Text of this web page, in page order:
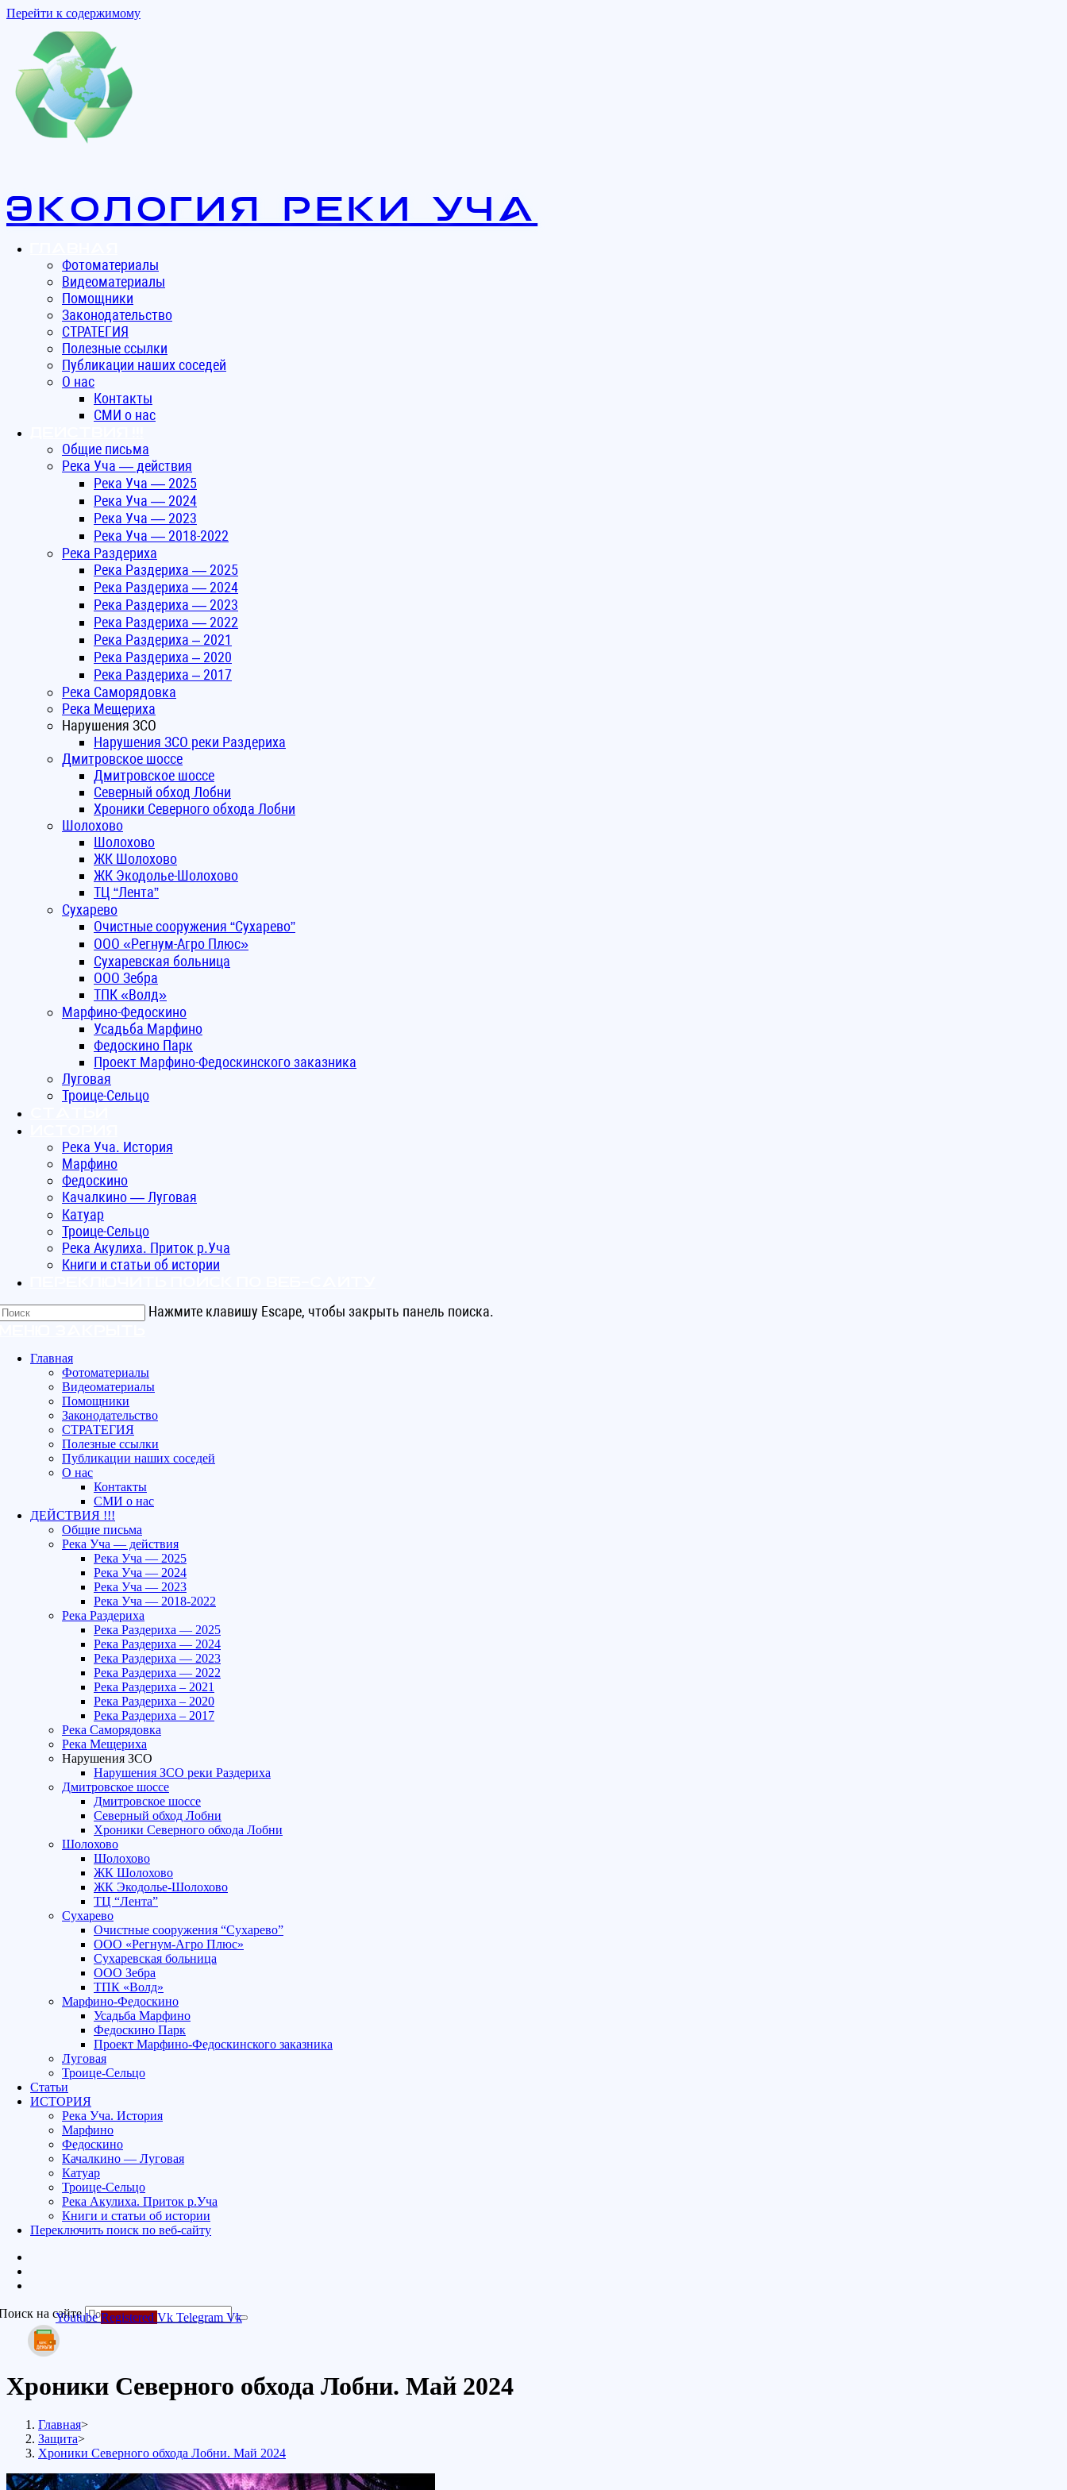
Перейти к содержимому
Экология реки Уча
Фотоматериалы
Видеоматериалы
Помощники
Законодательство
СТРАТЕГИЯ
Полезные ссылки
Публикации наших соседей
О нас
Контакты
СМИ о нас
Общие письма
Река Уча — действия
Река Уча — 2025
Река Уча — 2024
Река Уча — 2023
Река Уча — 2018-2022
Река Раздериха
Река Раздериха — 2025
Река Раздериха — 2024
Река Раздериха — 2023
Река Раздериха — 2022
Река Раздериха – 2021
Река Раздериха – 2020
Река Раздериха – 2017
Река Саморядовка
Река Мещериха
Нарушения ЗСО
Нарушения ЗСО реки Раздериха
Дмитровское шоссе
Дмитровское шоссе
Северный обход Лобни
Хроники Северного обхода Лобни
Шолохово
Шолохово
ЖК Шолохово
ЖК Экодолье-Шолохово
ТЦ “Лента”
Сухарево
Очистные сооружения “Сухарево”
ООО «Регнум-Агро Плюс»
Сухаревская больница
ООО Зебра
ТПК «Волд»
Марфино-Федоскино
Усадьба Марфино
Федоскино Парк
Проект Марфино-Федоскинского заказника
Луговая
Троице-Сельцо
Река Уча. История
Марфино
Федоскино
Качалкино — Луговая
Катуар
Троице-Сельцо
Река Акулиха. Приток р.Уча
Книги и статьи об истории
Нажмите клавишу Escape, чтобы закрыть панель поиска.
Главная
Фотоматериалы
Видеоматериалы
Помощники
Законодательство
СТРАТЕГИЯ
Полезные ссылки
Публикации наших соседей
О нас
Контакты
СМИ о нас
ДЕЙСТВИЯ !!!
Общие письма
Река Уча — действия
Река Уча — 2025
Река Уча — 2024
Река Уча — 2023
Река Уча — 2018-2022
Река Раздериха
Река Раздериха — 2025
Река Раздериха — 2024
Река Раздериха — 2023
Река Раздериха — 2022
Река Раздериха – 2021
Река Раздериха – 2020
Река Раздериха – 2017
Река Саморядовка
Река Мещериха
Нарушения ЗСО
Нарушения ЗСО реки Раздериха
Дмитровское шоссе
Дмитровское шоссе
Северный обход Лобни
Хроники Северного обхода Лобни
Шолохово
Шолохово
ЖК Шолохово
ЖК Экодолье-Шолохово
ТЦ “Лента”
Сухарево
Очистные сооружения “Сухарево”
ООО «Регнум-Агро Плюс»
Сухаревская больница
ООО Зебра
ТПК «Волд»
Марфино-Федоскино
Усадьба Марфино
Федоскино Парк
Проект Марфино-Федоскинского заказника
Луговая
Троице-Сельцо
Статьи
ИСТОРИЯ
Река Уча. История
Марфино
Федоскино
Качалкино — Луговая
Катуар
Троице-Сельцо
Река Акулиха. Приток р.Уча
Книги и статьи об истории
Переключить поиск по веб-сайту
на сайте
Youtube Registered Vk Telegram Vk
Хроники Северного обхода Лобни. Май 2024
Главная>
Защита>
Хроники Северного обхода Лобни. Май 2024